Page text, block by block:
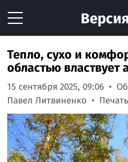
Версия
Тепло, сухо и
областью властвует
15 сентября 2025, 09:06
Павел Литвиненко
Печать